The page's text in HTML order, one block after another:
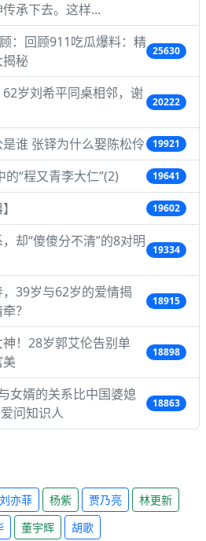
承下去。这样...
：回顾911吃瓜爆料：精
秘
25630
岁刘希平同桌相邻，谢
20222
谁 张铎为什么娶陈松伶 19921
“程又青李大仁”(2) 19641
19602
却“傻傻分不清”的8对明
19334
39岁与62岁的爱情揭
？
18915
！28岁郭艾伦告别单
美
18898
女婿的关系比中国婆媳
问知识人
18863
刘亦菲 杨紫 贾乃亮
林更新
董宇辉 胡歌